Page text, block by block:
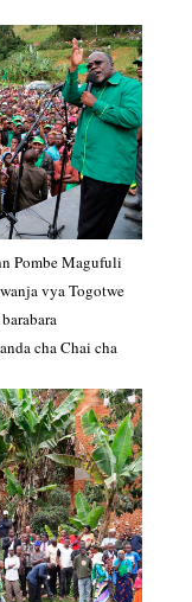
Pombe Magufuli
vya Togotwe
cha Chai cha